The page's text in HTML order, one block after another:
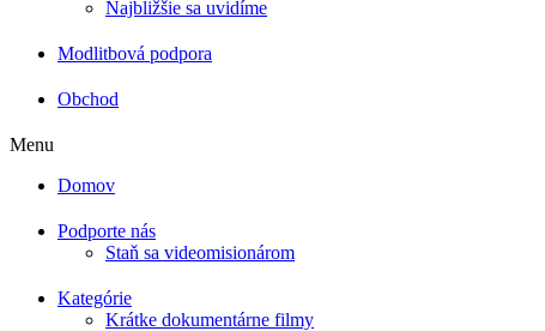
Najbližšie sa uvidíme
Modlitbová podpora
Obchod
Menu
Domov
Podporte nás
Staň sa videomisionárom
Kategórie
Krátke dokumentárne filmy